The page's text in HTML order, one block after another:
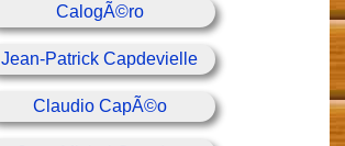
CalogÃ©ro
Jean-Patrick Capdevielle
Claudio CapÃ©o